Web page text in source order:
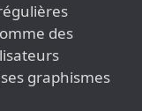
des
graphismes